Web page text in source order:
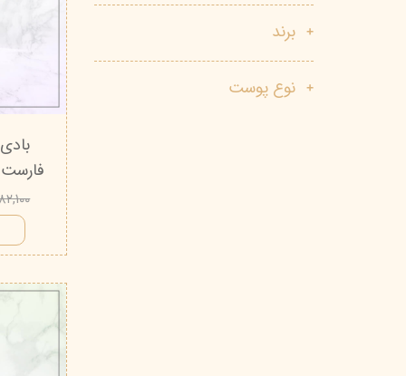
مراقبت چشم
شوینده صورت
ضد جوش و آکنه
ضد قارچ و باکتری
آبرسان و مرطوب
آر یو آکی
دیپ سنس
لاکچری کوین
برند
نوع پوست
فارست
۵۸۲,۱۰۰